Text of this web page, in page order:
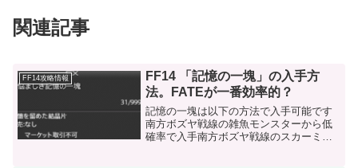
関連記事
FF14攻略情報
FF14 「記憶の一塊」の入手方
法。FATEが一番効率的？
記憶の一塊は以下の方法で入手可能です
南方ボズヤ戦線の雑魚モンスターから低
確率で入手南方ボズヤ戦線のスカーミッ